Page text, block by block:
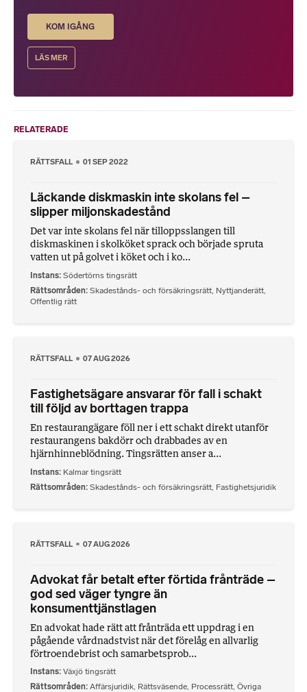
KOM IGÅNG
LÄS MER
RELATERADE
RÄTTSFALL 01 SEP 2022
Läckande diskmaskin inte skolans fel –
slipper miljonskadestånd
Det var inte skolans fel när tilloppsslangen till
diskmaskinen i skolköket sprack och började spruta
vatten ut på golvet i köket och i ko...
Instans Södertörns tingsrätt
Rättsområden Skadestånds- och försäkringsrätt Nyttjanderätt
Offentlig rätt
RÄTTSFALL 07 AUG 2026
Fastighetsägare ansvarar för fall i schakt
till följd av borttagen trappa
En restaurangägare föll ner i ett schakt direkt utanför
restaurangens bakdörr och drabbades av en
hjärnhinneblödning. Tingsrätten anser a...
Instans Kalmar tingsrätt
Rättsområden Skadestånds- och försäkringsrätt Fastighetsjuridik
RÄTTSFALL 07 AUG 2026
Advokat får betalt efter förtida frånträde –
god sed väger tyngre än
konsumenttjänstlagen
En advokat hade rätt att frånträda ett uppdrag i en
pågående vårdnadstvist när det förelåg en allvarlig
förtroendebrist och samarbetsprob...
Instans Växjö tingsrätt
Rättsområden Affärsjuridik, Rättsväsende, Processrätt, Övriga